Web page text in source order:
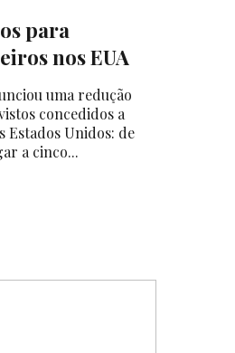
para
nos EUA
uma redução
concedidos a
Estados Unidos: de
a cinco...